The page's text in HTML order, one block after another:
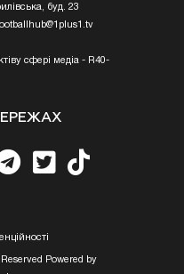
буд. 23
сфері медіа - R40-
Powered by